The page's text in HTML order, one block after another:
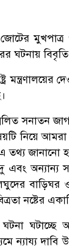
ঘটনায়
সনাতন
নিয়ে
এ তথ্য জানানো
এবং
বাড়িঘর ও
নষ্টের
ঘটাচ্ছে
ন্যায্য